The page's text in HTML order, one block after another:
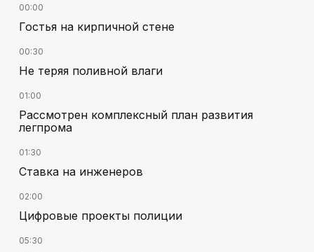
00:00
Гостья на кирпичной стене
00:30
Не теряя поливной влаги
01:00
Рассмотрен комплексный план развития
легпрома
01:30
Ставка на инженеров
02:00
Цифровые проекты полиции
05:30